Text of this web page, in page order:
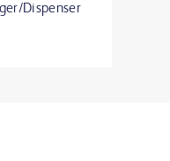
Dispenser